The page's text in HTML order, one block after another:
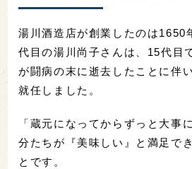
湯川酒造店が創業したのは1650
代目の湯川尚子さんは、15代目
が闘病の末に逝去したことに伴
就任しました。
「蔵元になってからずっと大事
分たちが『美味しい』と満足で
とです。